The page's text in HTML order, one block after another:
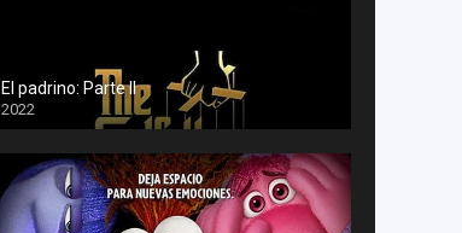
El padrino: Parte II
2022